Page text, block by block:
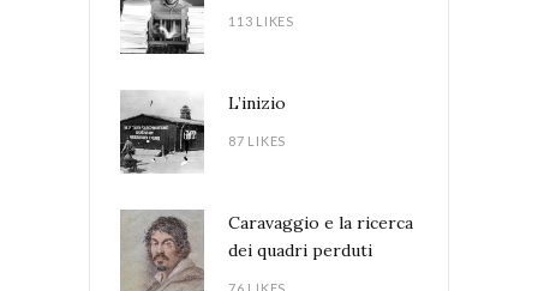
113 LIKES
L’inizio
87 LIKES
Caravaggio e la ricerca
dei quadri perduti